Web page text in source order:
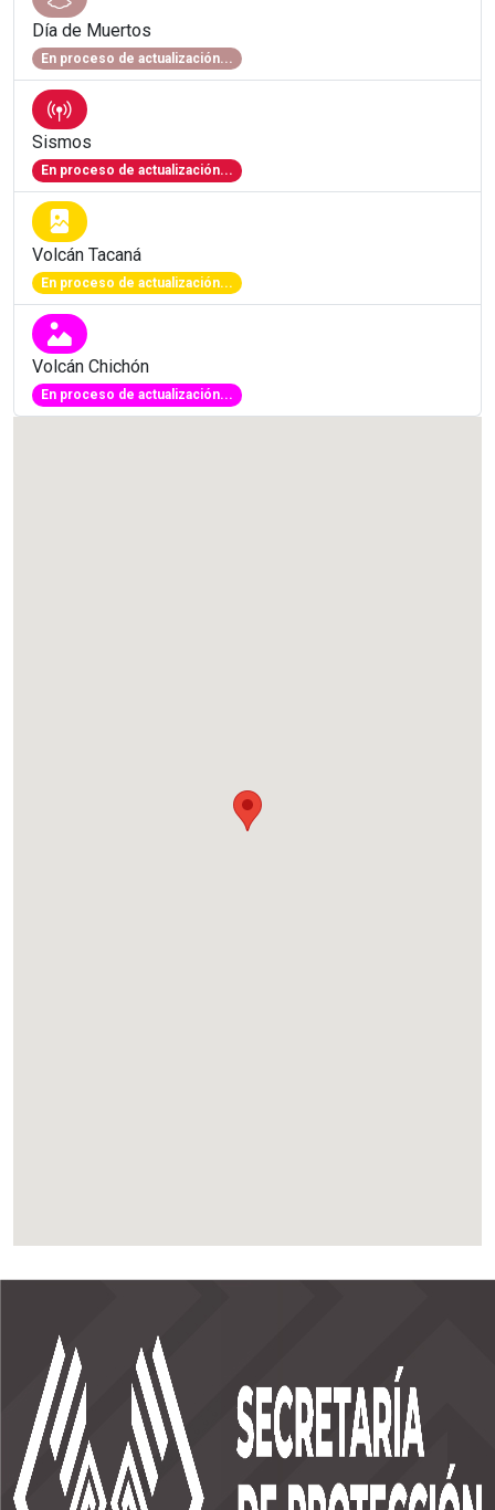
Día de Muertos
En proceso de actualización...
Sismos
En proceso de actualización...
Volcán Tacaná
En proceso de actualización...
Volcán Chichón
En proceso de actualización...